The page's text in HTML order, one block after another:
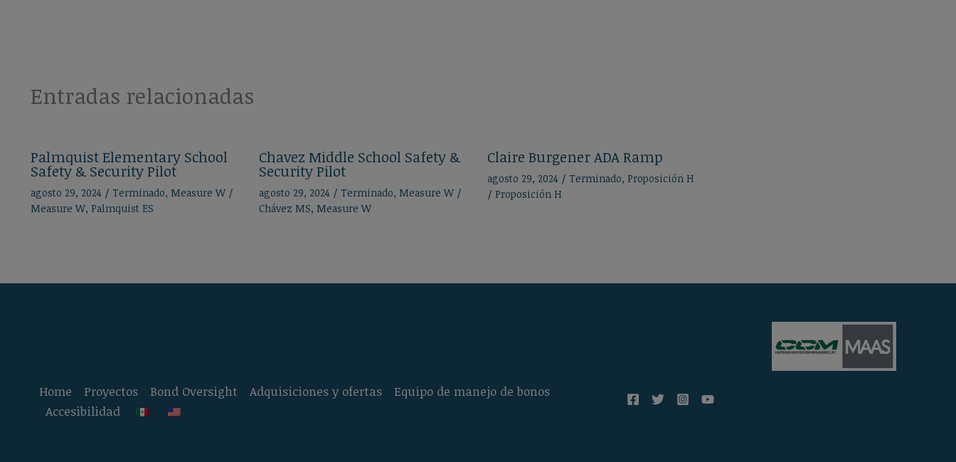
Entradas relacionadas
Palmquist Elementary School
Safety & Security Pilot
agosto 29, 2024 / Terminado, Measure W/
Measure W, Palmquist ES
Chavez Middle School Safety &
Security Pilot
agosto 29, 2024 / Terminado, Measure W/
Chávez MS, Measure W
Claire Burgener ADA Ramp
agosto 29, 2024 / Terminado, Proposición H
/ Proposición H
Home Proyectos Bond Oversight Adquisiciones y ofertas
Equipo de manejo de bonos
Accesibilidad